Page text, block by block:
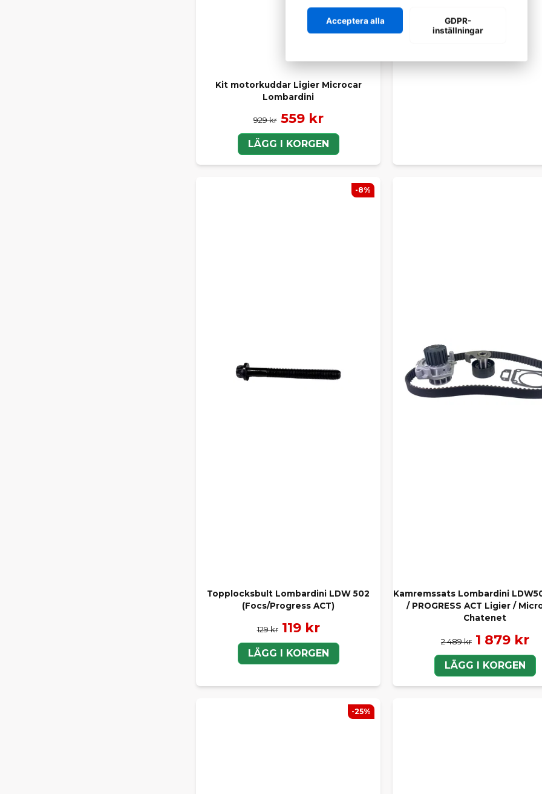
Kit motorkuddar Ligier Microcar
Lombardini
929 kr 559 kr
LÄGG I KORGEN
Topplocksbult Lombardini LDW 502
(Focs/Progress ACT)
129 kr 119 kr
LÄGG I KORGEN
-8%
Kamremssats Lombardini
/ PROGRESS ACT Ligier /
Chatenet
2 489 kr 1 879 kr
LÄGG I KORGEN
-25%
Acceptera alla
GDPR-
inställningar